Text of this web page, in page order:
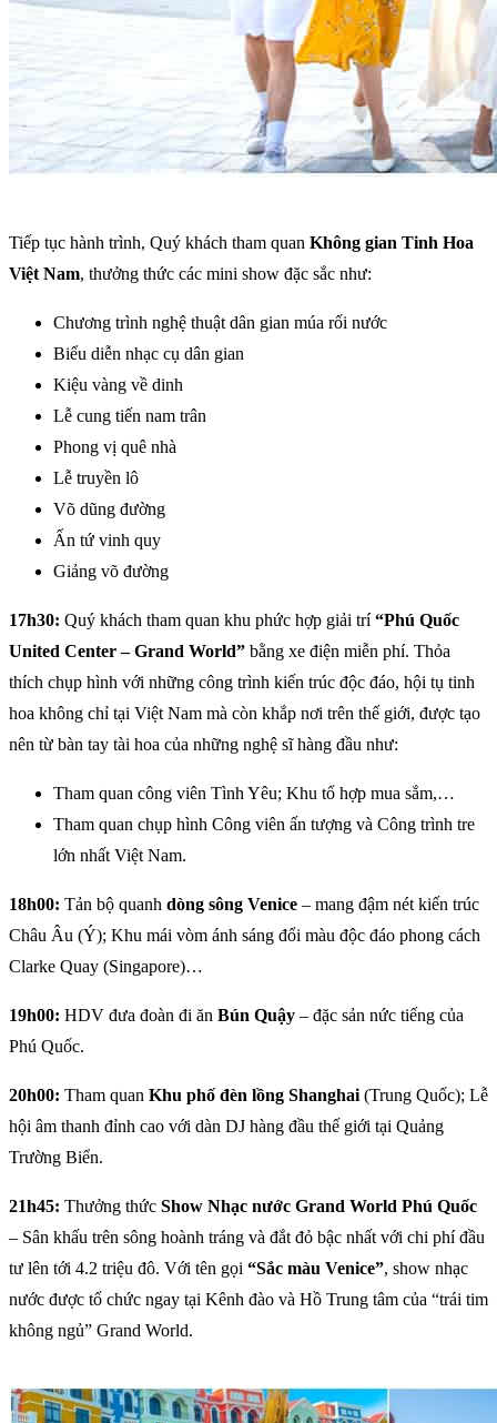
Tiếp tục hành trình, Quý khách tham quan Không gian Tinh Hoa
Việt Nam, thưởng thức các mini show đặc sắc như:
Chương trình nghệ thuật dân gian múa rối nước
Biểu diễn nhạc cụ dân gian
Kiệu vàng về dinh
Lễ cung tiến nam trân
Phong vị quê nhà
Lễ truyền lô
Võ dũng đường
Ấn tứ vinh quy
Giảng võ đường
17h30: Quý khách tham quan khu phức hợp giải trí“Phú Quốc
United Center – Grand World” bằng xe điện miễn phí. Thỏa
thích chụp hình với những công trình kiến trúc độc đáo, hội tụ tinh
hoa không chỉ tại Việt Nam mà còn khắp nơi trên thế giới, được tạo
nên từ bàn tay tài hoa của những nghệ sĩ hàng đầu như:
Tham quan công viên Tình Yêu; Khu tổ hợp mua sắm,…
Tham quan chụp hình Công viên ấn tượng và Công trình tre
lớn nhất Việt Nam.
18h00: Tản bộ quanh dòng sông Venice – mang đậm nét kiến trúc
Châu Âu (Ý); Khu mái vòm ánh sáng đổi màu độc đáo phong cách
Clarke Quay (Singapore)…
19h00: HDV đưa đoàn đi ăn Bún Quậy – đặc sản nức tiếng của
Phú Quốc.
20h00: Tham quan Khu phố đèn lồng Shanghai (Trung Quốc); Lễ
hội âm thanh đỉnh cao với dàn DJ hàng đầu thế giới tại Quảng
Trường Biển.
21h45: Thưởng thức Show Nhạc nước Grand World Phú Quốc
– Sân khấu trên sông hoành tráng và đắt đỏ bậc nhất với chi phí đầu
tư lên tới 4.2 triệu đô. Với tên gọi “Sắc màu Venice”, show nhạc
nước được tổ chức ngay tại Kênh đào và Hồ Trung tâm của “trái tim
không ngủ” Grand World.